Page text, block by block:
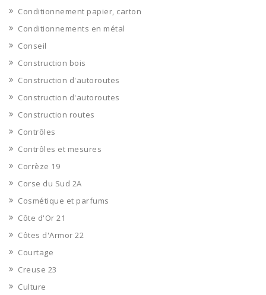
Conditionnement papier, carton
Conditionnements en métal
Conseil
Construction bois
Construction d'autoroutes
Construction d'autoroutes
Construction routes
Contrôles
Contrôles et mesures
Corrèze 19
Corse du Sud 2A
Cosmétique et parfums
Côte d'Or 21
Côtes d'Armor 22
Courtage
Creuse 23
Culture